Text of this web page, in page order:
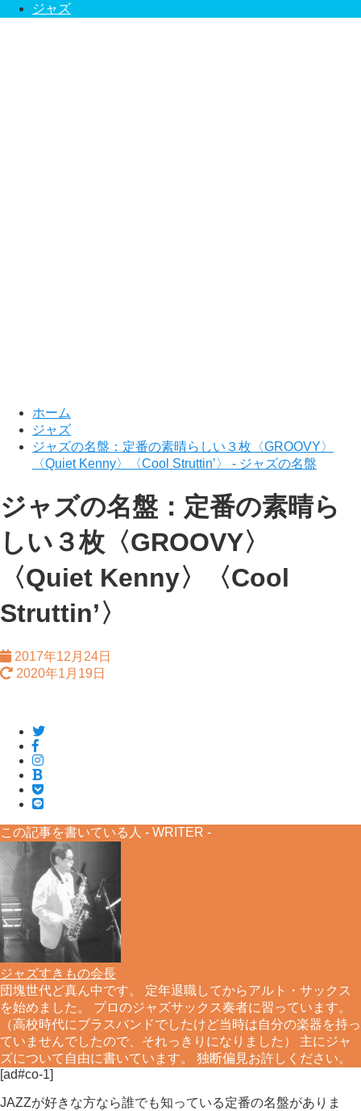
ジャズ
ホーム
ジャズ
ジャズの名盤：定番の素晴らしい３枚〈GROOVY〉
〈Quiet Kenny〉〈Cool Struttin’〉 - ジャズの名盤
ジャズの名盤：定番の素晴ら
しい３枚〈GROOVY〉
〈Quiet Kenny〉〈Cool
Struttin’〉
2017年12月24日
2020年1月19日
この記事を書いている人 - WRITER -
ジャズすきもの会長
団塊世代ど真ん中です。 定年退職してからアルト・サックス
を始めました。 プロのジャズサックス奏者に習っています。
（高校時代にブラスバンドでしたけど当時は自分の楽器を持っ
ていませんでしたので、それっきりになりました） 主にジャ
ズについて自由に書いています。 独断偏見お許しください。
[ad#co-1]
JAZZが好きな方なら誰でも知っている定番の名盤がありま